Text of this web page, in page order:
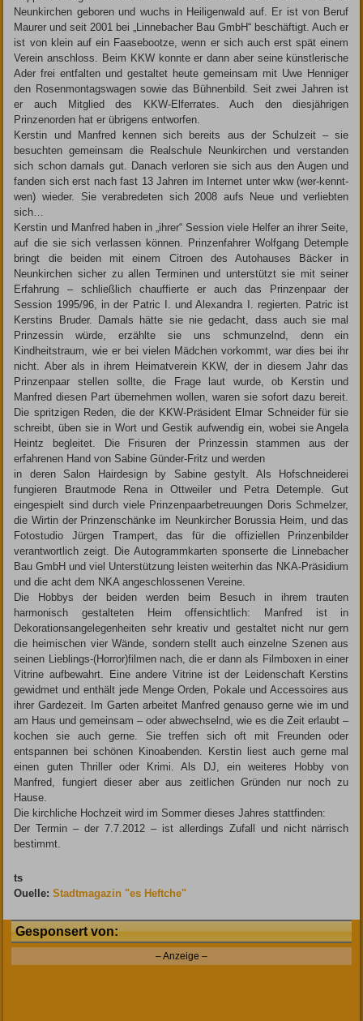
Neunkirchen geboren und wuchs in Heiligenwald auf. Er ist von Beruf
Maurer und seit 2001 bei „Linnebacher Bau GmbH“ beschäftigt. Auch er
ist von klein auf ein Faasebootze, wenn er sich auch erst spät einem
Verein anschloss. Beim KKW konnte er dann aber seine künstlerische
Ader frei entfalten und gestaltet heute gemeinsam mit Uwe Henniger
den Rosenmontagswagen sowie das Bühnenbild. Seit zwei Jahren ist
er auch Mitglied des KKW-Elferrates. Auch den diesjährigen
Prinzenorden hat er übrigens entworfen.
Kerstin und Manfred kennen sich bereits aus der Schulzeit – sie
besuchten gemeinsam die Realschule Neunkirchen und verstanden
sich schon damals gut. Danach verloren sie sich aus den Augen und
fanden sich erst nach fast 13 Jahren im Internet unter wkw (wer-kennt-
wen) wieder. Sie verabredeten sich 2008 aufs Neue und verliebten
sich…
Kerstin und Manfred haben in „ihrer“ Session viele Helfer an ihrer Seite,
auf die sie sich verlassen können. Prinzenfahrer Wolfgang Detemple
bringt die beiden mit einem ­Citroen des Autohauses Bäcker in
Neunkirchen sicher zu allen Terminen und unterstützt sie mit seiner
Erfahrung – schließlich chauffierte er auch das Prinzenpaar der
Session 1995/96, in der Patric I. und Alexandra I. regierten. Patric ist
Kerstins Bruder. Damals hätte sie nie gedacht, dass auch sie mal
Prinzessin würde, erzählte sie uns schmunzelnd, denn ein
Kindheitstraum, wie er bei vielen Mädchen vorkommt, war dies bei ihr
nicht. Aber als in ihrem Heimatverein KKW, der in diesem Jahr das
Prinzenpaar stellen sollte, die Frage laut wurde, ob Kerstin und
Manfred diesen Part übernehmen wollen, waren sie sofort dazu bereit.
Die spritzigen Reden, die der KKW-Präsident Elmar Schneider für sie
schreibt, üben sie in Wort und Gestik aufwendig ein, wobei sie Angela
Heintz begleitet. Die Frisuren der Prinzessin stammen aus der
erfahrenen Hand von Sabine Günder-Fritz und werden
in deren Salon Hairdesign by Sabine gestylt. Als Hofschneiderei
fungieren Brautmode Rena in Ottweiler und Petra Detemple. Gut
eingespielt sind durch viele Prinzenpaarbetreuungen Doris Schmelzer,
die Wirtin der Prinzenschänke im Neunkircher Borussia Heim, und das
Fotostudio Jürgen Trampert, das für die offiziellen Prinzenbilder
verantwortlich zeigt. Die Autogrammkarten sponserte die Linnebacher
Bau GmbH und viel Unterstützung leisten weiterhin das NKA-Präsidium
und die acht dem NKA angeschlossenen Vereine.
Die Hobbys der beiden werden beim Besuch in ihrem trauten
harmonisch gestalteten Heim offensichtlich: Manfred ist in
Dekorationsangelegenheiten sehr kreativ und gestaltet nicht nur gern
die heimischen vier Wände, sondern stellt auch einzelne Szenen aus
seinen Lieblings-(Horror)filmen nach, die er dann als Filmboxen in einer
Vitrine aufbewahrt. Eine andere Vitrine ist der Leidenschaft Kerstins
gewidmet und enthält jede Menge Orden, Pokale und Accessoires aus
ihrer Gardezeit. Im Garten arbeitet Manfred genauso gerne wie im und
am Haus und gemeinsam – oder abwechselnd, wie es die Zeit erlaubt –
kochen sie auch gerne. Sie treffen sich oft mit Freunden oder
entspannen bei schönen Kinoabenden. Kerstin liest auch gerne mal
einen guten Thriller oder ­Krimi. Als DJ, ein weiteres Hobby von
Manfred, fungiert dieser aber aus zeitlichen Gründen nur noch zu
Hause.
Die kirchliche Hochzeit wird im Sommer dieses Jahres stattfinden:
Der Termin – der 7.7.2012 – ist allerdings Zufall und nicht närrisch
bestimmt.
ts
Ouelle:Stadtmagazin "es Heftche"
Gesponsert von:
– Anzeige –